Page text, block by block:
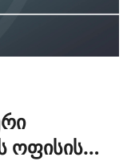
ოფისის